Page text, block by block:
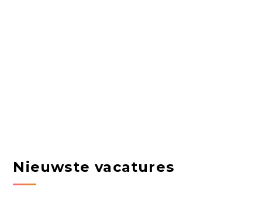
Nieuwste vacatures